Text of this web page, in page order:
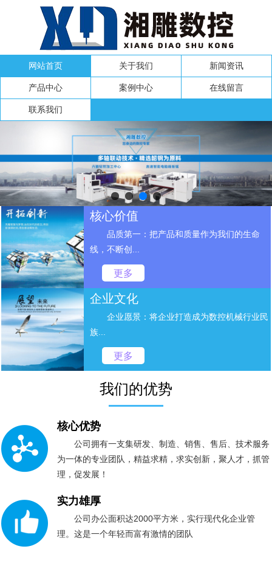
网站首页 关于我们 新闻资讯
产品中心 案例中心 在线留言
联系我们
核心价值
品质第一：把产品和质量作为我们的生命
线，不断创...
更多
企业文化
企业愿景：将企业打造成为数控机械行业民
族...
更多
我们的优势
核心优势
公司拥有一支集研发、制造、销售、售后、技术服务
为一体的专业团队，精益求精，求实创新，聚人才，抓管
理，促发展！
实力雄厚
公司办公面积达2000平方米，实行现代化企业管
理。这是一个年轻而富有激情的团队